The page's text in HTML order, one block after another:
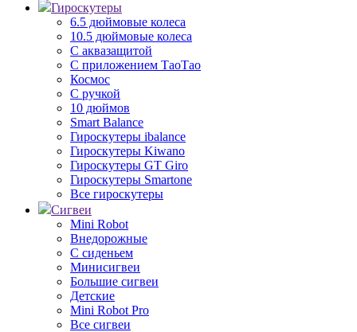
Гироскутеры
6.5 дюймовые колеса
10.5 дюймовые колеса
С аквазащитой
С приложением ТаоТао
Космос
С ручкой
10 дюймов
Smart Balance
Гироскутеры ibalance
Гироскутеры Kiwano
Гироскутеры GT Giro
Гироскутеры Smartone
Все гироскутеры
Сигвеи
Mini Robot
Внедорожные
С сиденьем
Минисигвеи
Большие сигвеи
Детские
Mini Robot Pro
Все сигвеи